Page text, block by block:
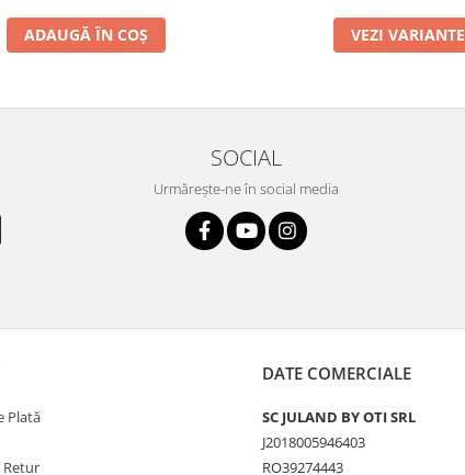
ADAUGĂ ÎN COȘ VEZI VARIANTE
SOCIAL
Urmărește-ne în social media
Plată
Retur
DATE COMERCIALE
SC JULAND BY OTI SRL
J2018005946403
RO39274443